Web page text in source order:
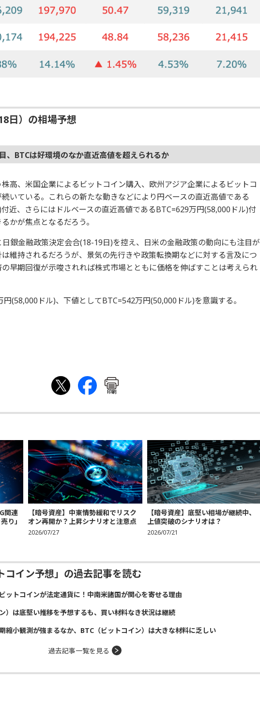
日）の相場予想
、BTCは好環境のなか直近高値を超えられるか
高、米国企業によるビットコイン購入、欧州アジア企業によるビットコ
いている。これらの新たな動きなどにより円ベースの直近高値である
近、さらにはドルベースの直近高値であるBTC=629万円(58,000ドル)付
かが焦点となるだろう。
銀金融政策決定会合(18-19日)を控え、日米の金融政策の動向にも注目が
維持されるだろうが、景気の先行きや政策転換期などに対する言及につ
早期回復が示唆されれば株式市場とともに価格を伸ばすことは考えられ
(58,000ドル)、下値としてBTC=542万円(50,000ドル)を意識する。
印刷
関連
り」
【暗号資産】中東情勢緩和でリスク
オン再開か？上昇シナリオと注意点
2026/07/27
【暗号資産】底堅い相場が継続中、
上値突破のシナリオは？
2026/07/21
コイン予想」の過去記事を読む
ットコインが法定通貨に！中南米諸国が関心を寄せる理由
）は底堅い推移を予想するも、買い材料なき状況は継続
縮小観測が強まるなか、BTC（ビットコイン）は大きな材料に乏しい
過去記事一覧を見る